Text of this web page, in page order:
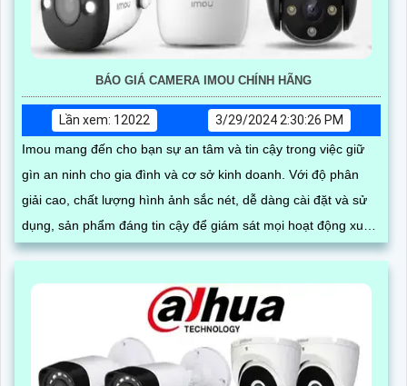
BÁO GIÁ CAMERA IMOU CHÍNH HÃNG
Lần xem: 12022
3/29/2024 2:30:26 PM
Imou mang đến cho bạn sự an tâm và tin cậy trong việc giữ
gìn an ninh cho gia đình và cơ sở kinh doanh. Với độ phân
giải cao, chất lượng hình ảnh sắc nét, dễ dàng cài đặt và sử
dụng, sản phẩm đáng tin cậy để giám sát mọi hoạt động xung
quanh